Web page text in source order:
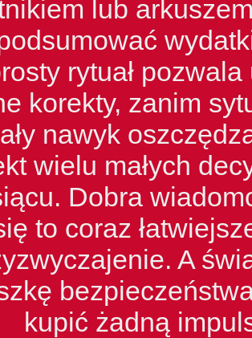
lub
rytuał
korekty, zanim
nawyk
wielu małych
Dobra
to coraz
A
kupić żadną